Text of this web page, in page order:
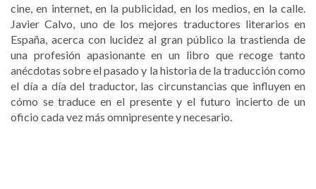
cine, en internet, en la publicidad, en los medios, en la calle.
Javier Calvo, uno de los mejores traductores literarios en
España, acerca con lucidez al gran público la trastienda de
una profesión apasionante en un libro que recoge tanto
anécdotas sobre el pasado y la historia de la traducción como
el día a día del traductor, las circunstancias que influyen en
cómo se traduce en el presente y el futuro incierto de un
oficio cada vez más omnipresente y necesario.